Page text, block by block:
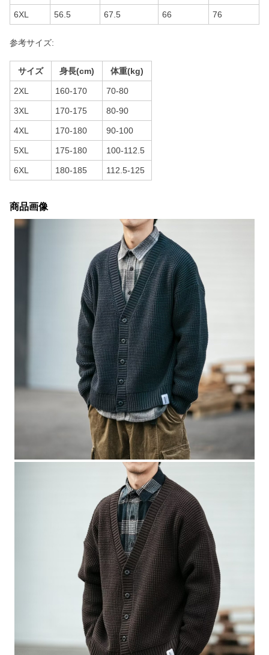
6XL 56.5 67.5 66 76
参考サイズ:
サイズ 身長(cm) 体重(kg)
2XL 160-170 70-80
3XL 170-175 80-90
4XL 170-180 90-100
5XL 175-180 100-112.5
6XL 180-185 112.5-125
商品画像